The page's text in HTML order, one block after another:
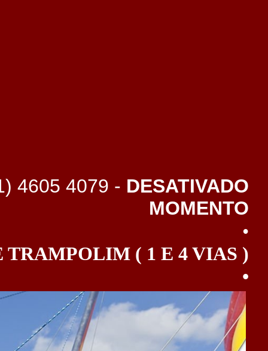
4605 4079 - DESATIVADO
MOMENTO
•
TRAMPOLIM ( 1 E 4 VIAS )
•